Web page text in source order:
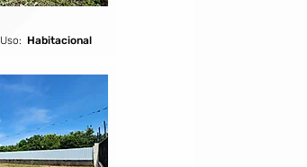
Habitacional
Uso: